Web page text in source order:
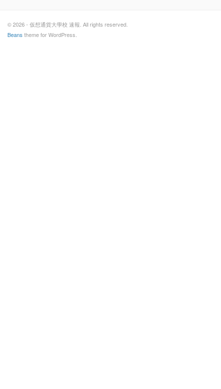
© 2026 - 仮想通貨大學校 速報. All rights reserved.
Beans theme for WordPress.